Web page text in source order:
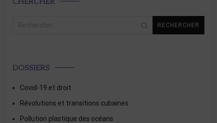
DOSSIERS
Covid-19 et droit
Révolutions et transitions cubaines
Pollution plastique des océans